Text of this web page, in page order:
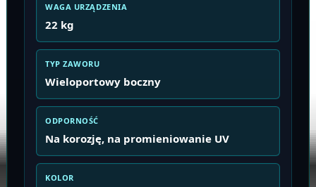
WAGA URZĄDZENIA
22 kg
TYP ZAWORU
Wieloportowy boczny
ODPORNOŚĆ
Na korozję, na promieniowanie UV
KOLOR